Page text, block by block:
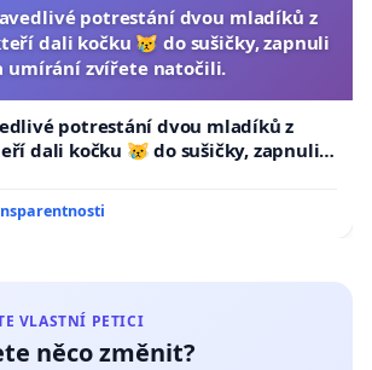
potrestání dvou mladíků z
dali kočku 😿 do sušičky, zapnuli
umírání zvířete natočili.
potrestání dvou mladíků z
dali kočku 😿 do sušičky, zapnuli ji
natočili.
VLASTNÍ PETICI
něco změnit?